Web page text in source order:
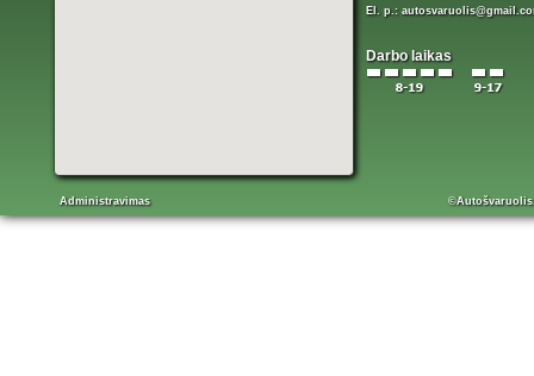
El. p.:
Darbo laikas
Administravimas